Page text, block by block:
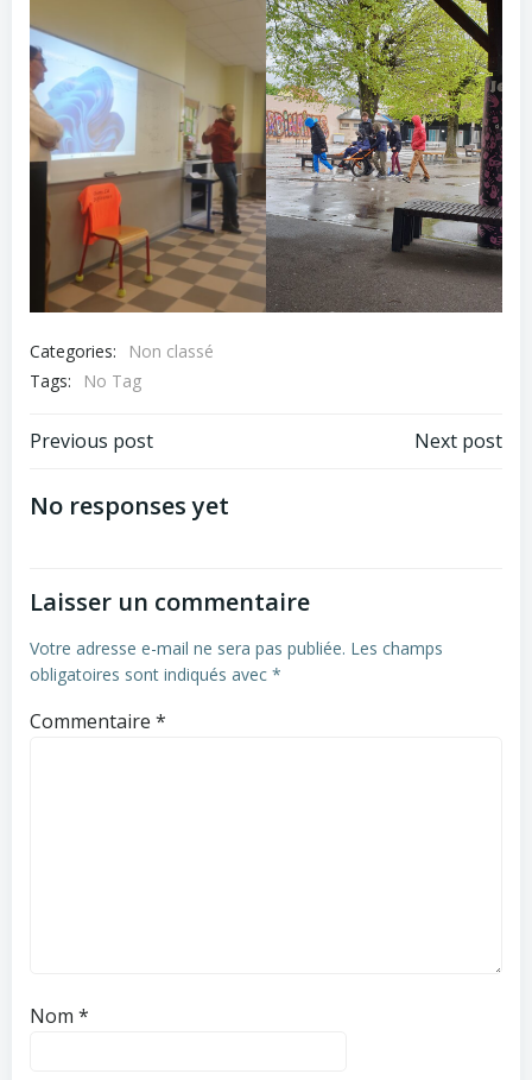
Categories:
Non classé
Tags:
No Tag
Post
navigation
Previous post Next post
No responses yet
Laisser un commentaire
Votre adresse e-mail ne sera pas publiée. Les champs
obligatoires sont indiqués avec *
Commentaire *
Nom *